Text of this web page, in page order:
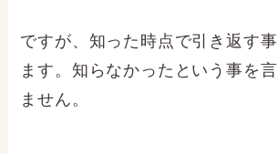
ですが、知った時点で引き返す
ます。知らなかったという事を
ません。